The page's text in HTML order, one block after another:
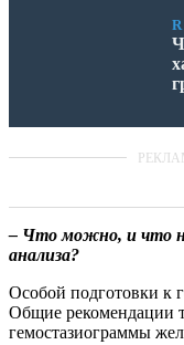
– Что можно, и что
анализа?
Особой подготовки к
Общие рекомендации
гемостазиограммы